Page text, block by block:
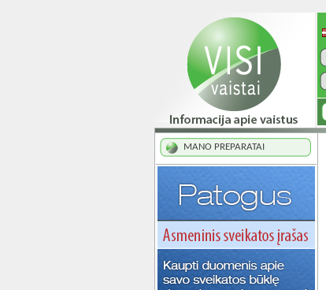
MANO PREPARATAI